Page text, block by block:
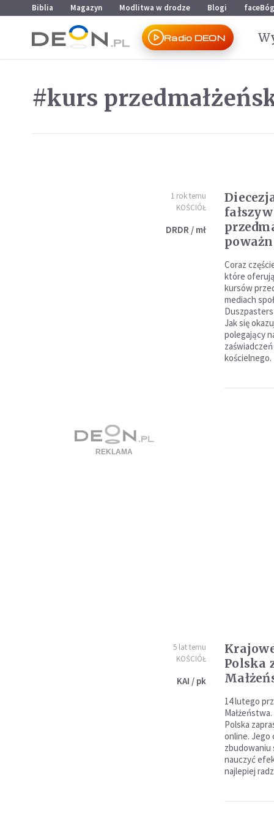
Przejdź do menu głównego
Przejdź do treści
Biblia Magazyn Modlitwa w drodze Blogi faceBóg
Radio DEON
#kurs
1 rok temu
KOŚCIÓŁ
DRDR / mł
Coraz
które
kursów
mediach
Jak się
polegający
kościelnego.
5 lat temu
KOŚCIÓŁ
KAI / pk
Polska
14 lutego
Polska
online. Jego
nauczyć
najlepiej